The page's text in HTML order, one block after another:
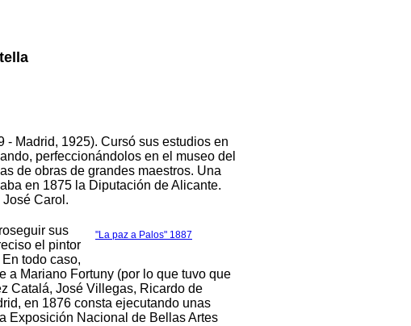
- Madrid, 1925). Cursó sus estudios en
perfeccionándolos en el museo del
de obras de grandes maestros. Una
en 1875 la Diputación de Alicante.
Carol.
"La paz a Palos" 1887
sus
el pintor
todo caso,
a Mariano Fortuny (por lo que tuvo que
Catalá, José Villegas, Ricardo de
en 1876 consta ejecutando unas
Exposición Nacional de Bellas Artes